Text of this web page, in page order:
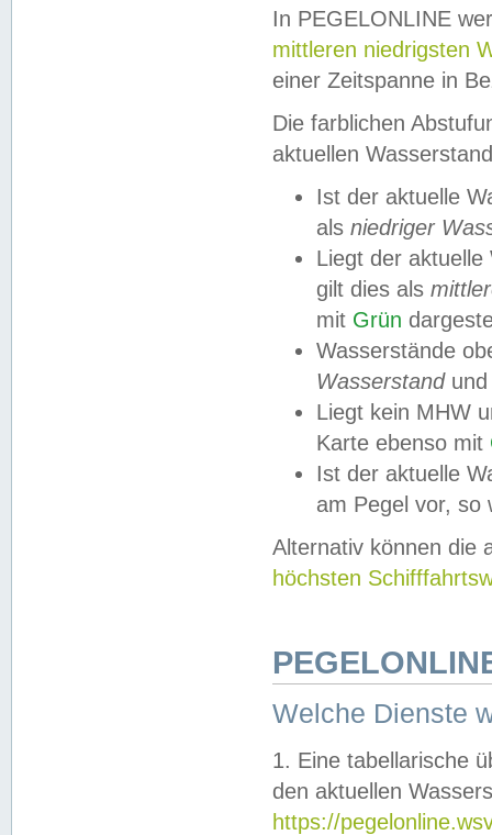
In PEGELONLINE
mittleren niedrigsten
einer Zeitspanne in
Die farblichen
aktuellen
Ist der aktuelle
als niedriger
Liegt der
gilt dies als
mit Grün
Wasserstände
Wasserstandund
Liegt kein MHW
Karte ebenso mit
Ist der aktuelle
am Pegel vor,
Alternativ können die
höchsten
Welche Dienste
1. Eine tabellarische
den aktuellen
https://